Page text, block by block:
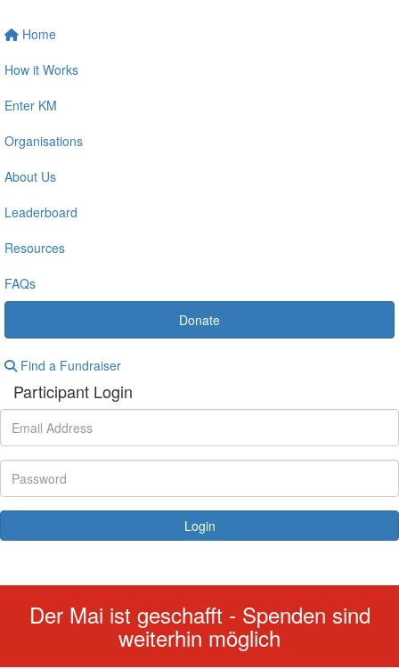
Home
How it Works
Enter KM
Organisations
About Us
Leaderboard
Resources
FAQs
Donate
Find a Fundraiser
Participant Login
Login
Der Mai ist geschafft - Spenden sind
weiterhin möglich